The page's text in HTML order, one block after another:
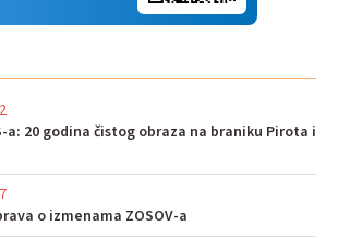
a: 20 godina čistog obraza na braniku Pirota i
o izmenama ZOSOV-a